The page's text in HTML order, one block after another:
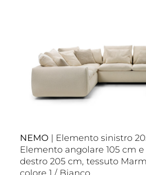
NEMO | Elemento sinistro
Elemento angolare 105 cm
destro 205 cm, tessuto